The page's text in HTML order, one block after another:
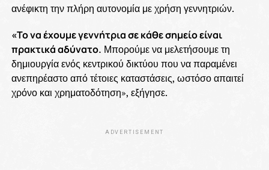
ανέφικτη την πλήρη αυτονομία με χρήση γεννητριών.
«Το να έχουμε γεννήτρια σε κάθε σημείο είναι
πρακτικά αδύνατο. Μπορούμε να μελετήσουμε τη
δημιουργία ενός κεντρικού δικτύου που να παραμένει
ανεπηρέαστο από τέτοιες καταστάσεις, ωστόσο απαιτεί
χρόνο και χρηματοδότηση», εξήγησε.
ADVERTISEMENT